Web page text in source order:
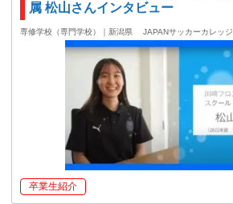
属 松山さんインタビュー
専修学校（専門学校）｜新潟県 JAPANサッカーカレッジ
卒業生紹介